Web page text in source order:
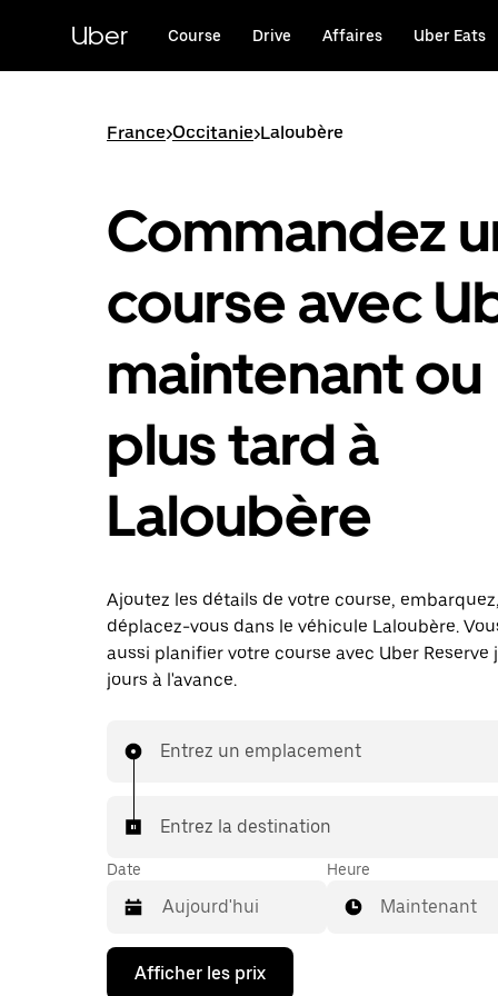
principal
Uber Course Drive Affaires Uber Eats
France>Occitanie>Laloubère
Commandez
course avec
maintenant ou
plus tard à
Laloubère
Ajoutez les détails de votre course,
déplacez-vous dans le véhicule Laloubère.
aussi planifier votre course avec Uber Reserve
jours à l'avance.
Entrez un emplacement
Entrez la destination
Date
Appuyez
Heure
Maintenant
Afficher les prix